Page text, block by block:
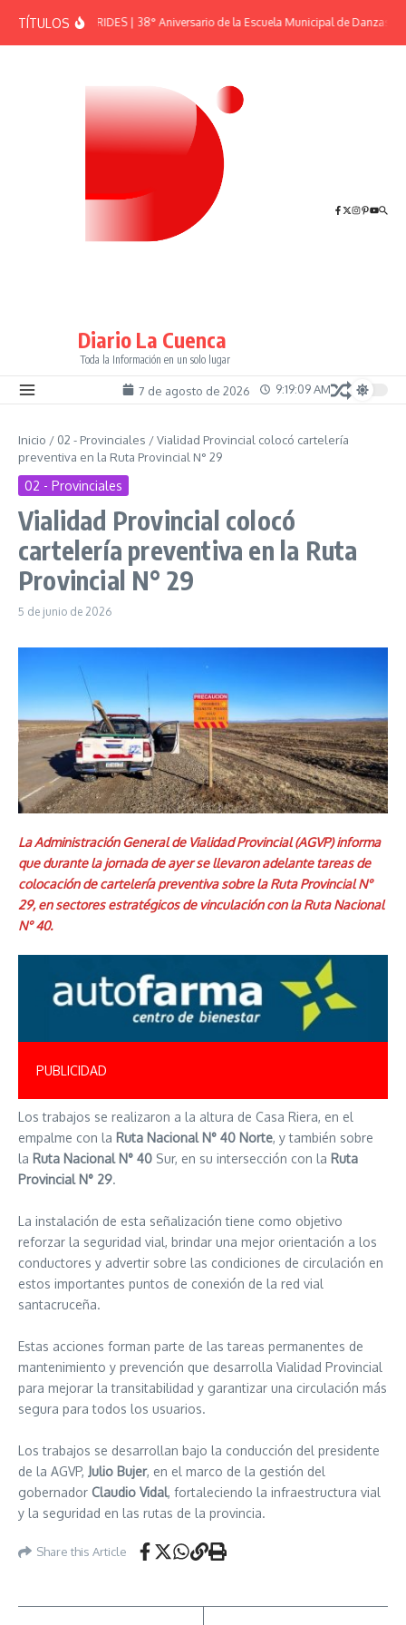
TÍTULOSEFEMÉRIDES | 38° Aniversario de la Escuela Municipal de Danzas “El
Diario La Cuenca
Toda la Información en un solo lugar
7 de agosto de 2026 9:19:10 AM
Inicio / 02 - Provinciales /Vialidad Provincial colocó cartelería
preventiva en la Ruta Provincial N° 29
02 - Provinciales
Vialidad Provincial colocó
cartelería preventiva en la Ruta
Provincial N° 29
5 de junio de 2026
La Administración General de Vialidad Provincial (AGVP) informa
que durante la jornada de ayer se llevaron adelante tareas de
colocación de cartelería preventiva sobre la Ruta Provincial N°
29, en sectores estratégicos de vinculación con la Ruta Nacional
N° 40.
PUBLICIDAD
Los trabajos se realizaron a la altura de Casa Riera, en el
empalme con la Ruta Nacional N° 40 Norte, y también sobre
la Ruta Nacional N° 40 Sur, en su intersección con la Ruta
Provincial N° 29.
La instalación de esta señalización tiene como objetivo
reforzar la seguridad vial, brindar una mejor orientación a los
conductores y advertir sobre las condiciones de circulación en
estos importantes puntos de conexión de la red vial
santacruceña.
Estas acciones forman parte de las tareas permanentes de
mantenimiento y prevención que desarrolla Vialidad Provincial
para mejorar la transitabilidad y garantizar una circulación más
segura para todos los usuarios.
Los trabajos se desarrollan bajo la conducción del presidente
de la AGVP, Julio Bujer, en el marco de la gestión del
gobernador Claudio Vidal, fortaleciendo la infraestructura vial
y la seguridad en las rutas de la provincia.
Share this Article